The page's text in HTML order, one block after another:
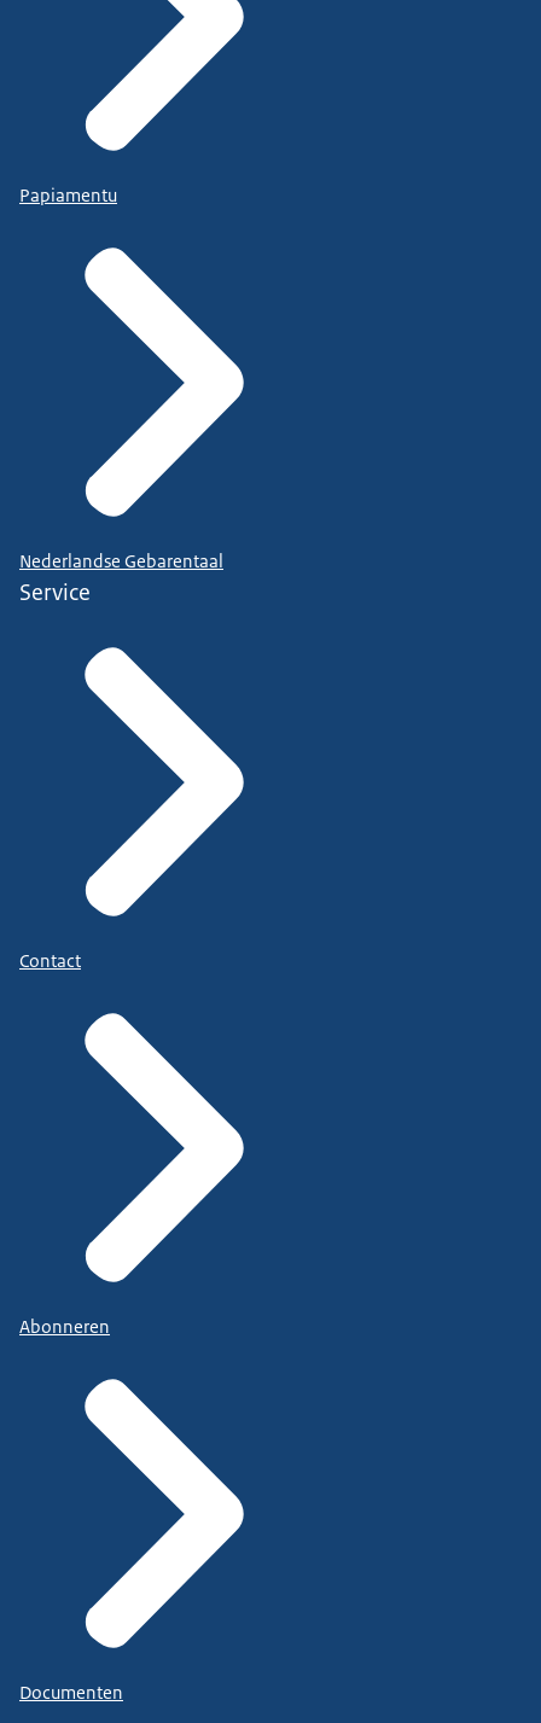
Papiamentu
Nederlandse Gebarentaal
Service
Contact
Abonneren
Documenten